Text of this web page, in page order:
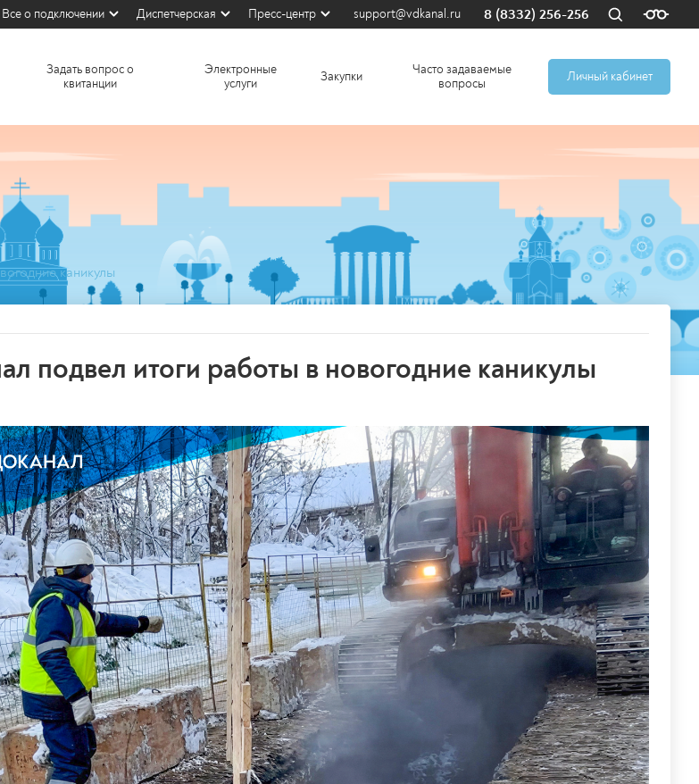
Все о подключении Диспетчерская Пресс-центр support@vdkanal.ru 8 (8332) 256-256
Задать вопрос о
квитанции
Электронные
услуги
Закупки
Часто задаваемые
вопросы
Личный кабинет
каникулы
подвел итоги работы в новогодние каникулы